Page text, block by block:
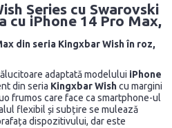
Series cu Swarovski
cu iPhone 14 Pro Max,
din seria Kingxbar Wish în roz,
adaptată modelului iPhone
din seria Kingxbar Wishcu margini
frumos care face ca smartphone-ul
flexibil și subțire se mulează
dispozitivului, dar este